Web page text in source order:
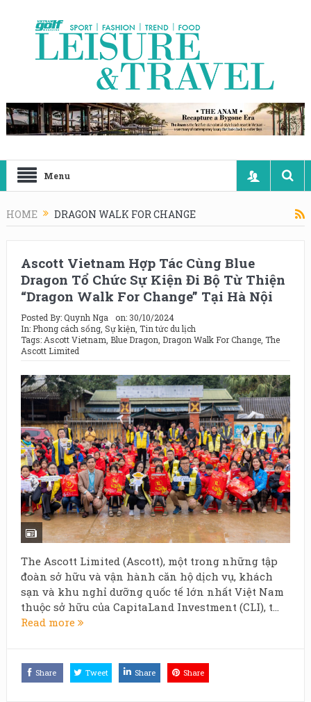
Menu
HOME DRAGON WALK FOR CHANGE
Ascott Vietnam Hợp Tác Cùng Blue
Dragon Tổ Chức Sự Kiện Đi Bộ Từ Thiện
“Dragon Walk For Change” Tại Hà Nội
Posted By:Quynh Nga on: 30/10/2024
In: Phong cách sống, Sự kiện Tin tức du lịch
Tags: Ascott Vietnam Blue Dragon Dragon Walk For Change, The
Ascott Limited
The Ascott Limited (Ascott), một trong những tập
đoàn sở hữu và vận hành căn hộ dịch vụ, khách
sạn và khu nghỉ dưỡng quốc tế lớn nhất Việt Nam
thuộc sở hữu của CapitaLand Investment (CLI), t...
Read more
Share Tweet Share Share